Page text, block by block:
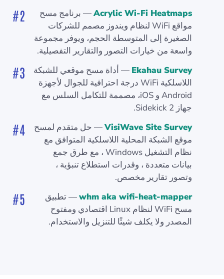
Acrylic Wi-Fi Heatmaps— برنامج مسح
مواقع WiFi لنظام ويندوز مصمم للشركات
الصغيرة إلى المتوسطة الحجم، ويوفر مجموعة
واسعة من خيارات التصور والتقارير التفصيلية.
Ekahau Survey — أداة مسح موقعي للشبكة
اللاسلكية WiFi درجة احترافية للجوال لأجهزة
Android و iOS، مصممة للتكامل السلس مع
جهاز Sidekick 2.
VisiWave Site Survey— حل متقدم لمسح
موقع الشبكة المحلية اللاسلكية المتوافق مع
نظام التشغيل Windows ، مع طرق جمع
بيانات متعددة ، وقدرات استطلاع تنبؤية ،
وتصور تقارير مخصص.
whm aka wifi-heat-mapper— تطبيق
مسح WiFi لنظام Linux اقتصادي ومفتوح
المصدر ولا يكلف شيئًا للتنزيل والاستخدام.